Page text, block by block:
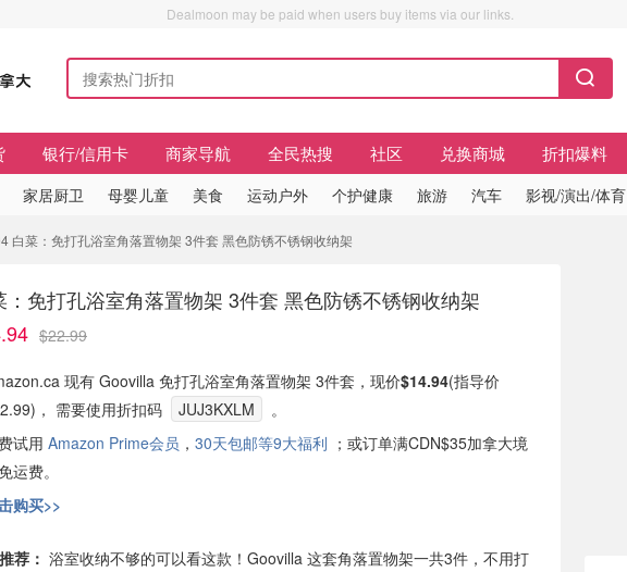
Dealmoon may be paid when users buy items via our links.
银行/信用卡 商家导航 全民热搜 社区 兑换商城 折扣爆料
家居厨卫 母婴儿童 美食 运动户外 个护健康 旅游 汽车 影视/演出/体育
白菜：免打孔浴室角落置物架 3件套 黑色防锈不锈钢收纳架
：免打孔浴室角落置物架 3件套 黑色防锈不锈钢收纳架
$22.99
现有 Goovilla 免打孔浴室角落置物架 3件套，现价$14.94(指导价
， 需要使用折扣码
JUJ3KXLM
。
试用 Amazon Prime会员 ， 30天包邮等9大福利 ；或订单满CDN$35加拿大境
运费。
购买>>
荐： 浴室收纳不够的可以看这款！Goovilla 这套角落置物架一共3件，不用打